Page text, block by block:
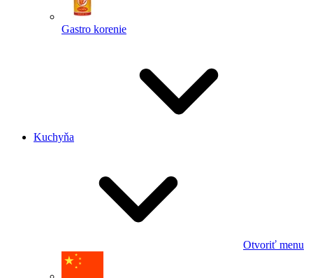
Gastro korenie
Kuchyňa
Otvoriť menu